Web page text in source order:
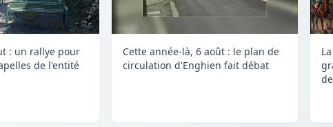
: un rallye pour
de l'entité
Cette année-là, 6 août : le plan de
circulation d'Enghien fait débat